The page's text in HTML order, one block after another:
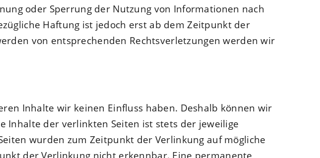
oder Sperrung der Nutzung von Informationen nach
Haftung ist jedoch erst ab dem Zeitpunkt der
von entsprechenden Rechtsverletzungen werden wir
Inhalte wir keinen Einfluss haben. Deshalb können wir
Inhalte der verlinkten Seiten ist stets der jeweilige
wurden zum Zeitpunkt der Verlinkung auf mögliche